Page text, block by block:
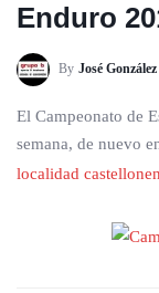
Enduro
By José
El Campeonato de
semana, de nuevo
localidad